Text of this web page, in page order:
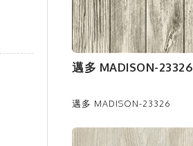
邁多 MADISON-23326
邁多 MADISON-23326